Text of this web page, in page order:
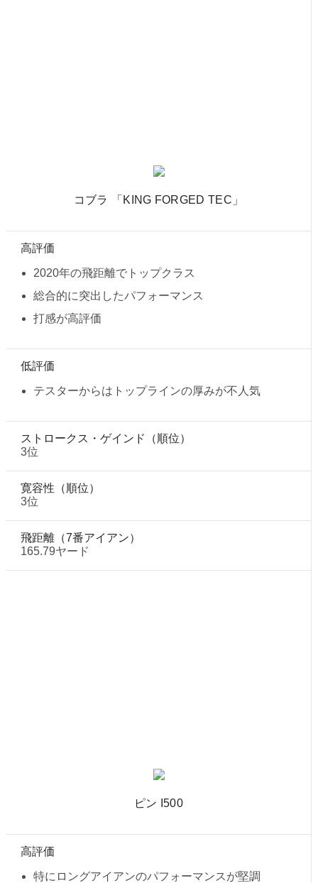
コブラ 「KING FORGED TEC」
高評価
2020年の飛距離でトップクラス
総合的に突出したパフォーマンス
打感が高評価
低評価
テスターからはトップラインの厚みが不人気
ストロークス・ゲインド（順位）
3位
寛容性（順位）
3位
飛距離（7番アイアン）
165.79ヤード
ピン I500
高評価
特にロングアイアンのパフォーマンスが堅調